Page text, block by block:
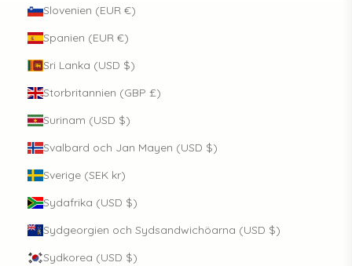
Slovenien (EUR €)
Spanien (EUR €)
Sri Lanka (USD $)
Storbritannien (GBP £)
Surinam (USD $)
Svalbard och Jan Mayen (USD $)
Sverige (SEK kr)
Sydafrika (USD $)
Sydgeorgien och Sydsandwichöarna (USD $)
Sydkorea (USD $)